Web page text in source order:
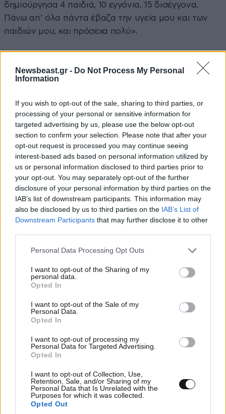
Newsbeast.gr - Do Not Process My Personal
Information
If you wish to opt-out of the sale, sharing to third parties, or
processing of your personal or sensitive information for
targeted advertising by us, please use the below opt-out
section to confirm your selection. Please note that after your
opt-out request is processed you may continue seeing
interest-based ads based on personal information utilized by
us or personal information disclosed to third parties prior to
your opt-out. You may separately opt-out of the further
disclosure of your personal information by third parties on the
IAB’s list of downstream participants. This information may
also be disclosed by us to third parties on the IAB’s List of
Downstream Participants that may further disclose it to other
Please note that this website/app uses one or more Google
not limited to your visit or usage behaviour. You may click to
grant or deny consent to Google and its third-party tags to
use your data for below specified purposes in below Google
consent section.
Personal Data Processing Opt Outs
I want to opt-out of the Sharing of my
personal data.
Opted In
I want to opt-out of the Sale of my
Personal Data.
Opted In
I want to opt-out of processing my
Personal Data for Targeted Advertising.
Opted In
I want to opt-out of Collection, Use,
Retention, Sale, and/or Sharing of my
Personal Data that Is Unrelated with the
Purposes for which it was collected.
Opted Out
δημιούργησα 4 παιδιά, 10 εγγόνια, 15 δισέγγονα.
Πάνω απ’ όλα πάντα έβαζα την υγεία μου και των
παιδιών μου, και πρόσεχα πολύ».
ΠΕΡΙΣΣΟΤΕΡΑ ΑΠΟ ΤΗΝ ΕΛΛΑΔΑ
Περισσότερες από 45.000 διελεύσεις
καθημερινά από το τελωνείο των Ευζώνων